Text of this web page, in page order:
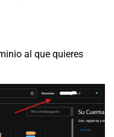
al que quieres